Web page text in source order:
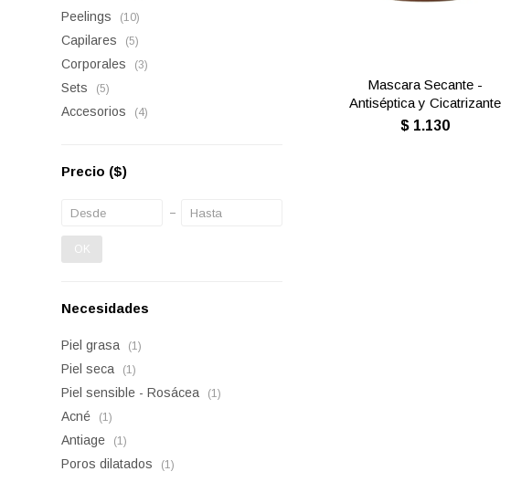
Mascara Secante -
Antiséptica y Cicatrizante
$ 1.130
Peelings (10)
Capilares (5)
Corporales (3)
Sets (5)
Accesorios (4)
Precio ($)
OK
Necesidades
Piel grasa (1)
Piel seca (1)
Piel sensible - Rosácea (1)
Acné (1)
Antiage (1)
Poros dilatados (1)